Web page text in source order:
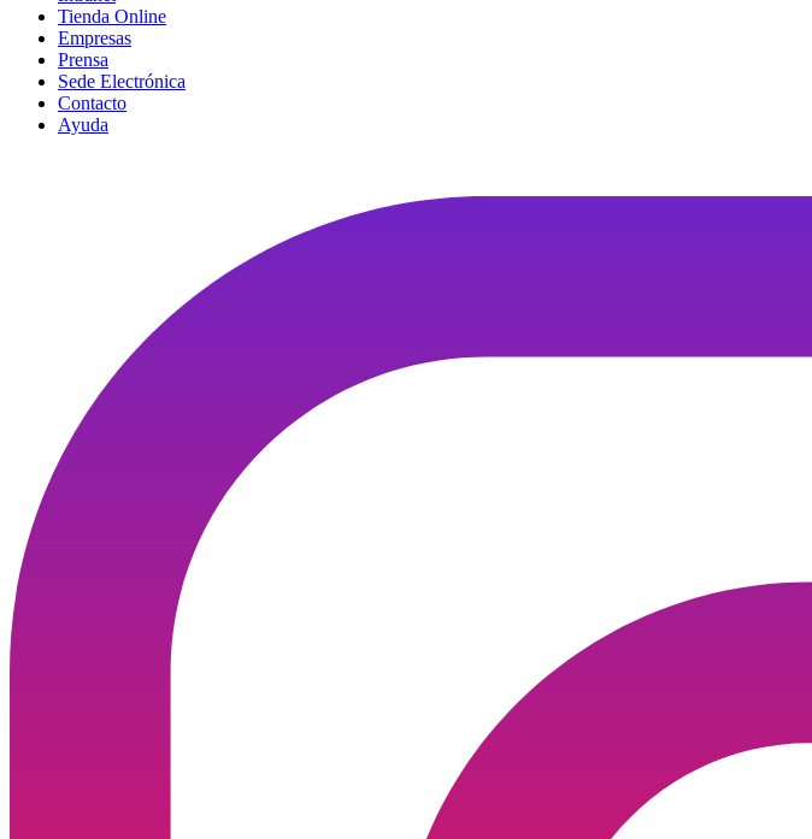
Tienda Online
Empresas
Prensa
Sede Electrónica
Contacto
Ayuda